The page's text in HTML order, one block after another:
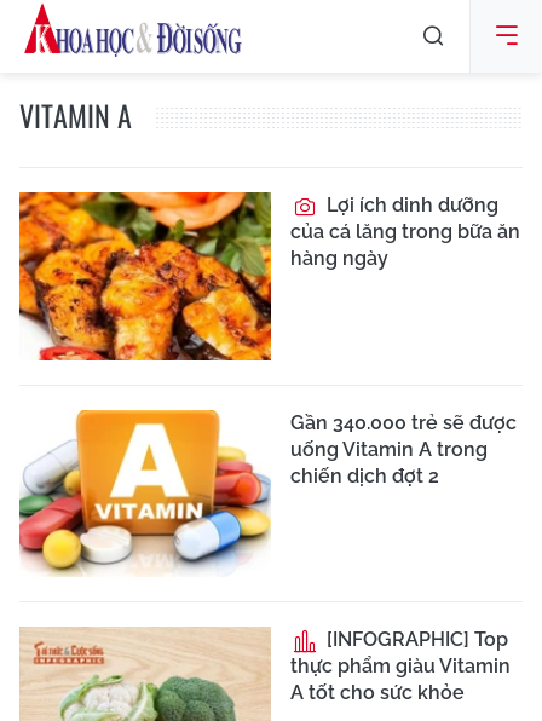
VITAMIN A
Lợi ích dinh dưỡng
của cá lăng trong bữa ăn
hàng ngày
Gần 340.000 trẻ sẽ được
uống Vitamin A trong
chiến dịch đợt 2
[INFOGRAPHIC] Top
thực phẩm giàu Vitamin
A tốt cho sức khỏe